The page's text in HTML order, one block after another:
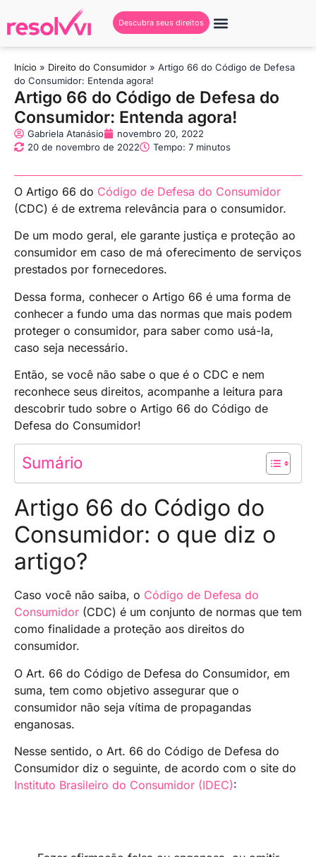
Descubra seus direitos
Início » Direito do Consumidor » Artigo 66 do Código de Defesa
do Consumidor: Entenda agora!
Artigo 66 do Código de Defesa do
Consumidor: Entenda agora!
Gabriela Atanásio
novembro 20, 2022
20 de novembro de 2022
Tempo: 7 minutos
O Artigo 66 do Código de Defesa do Consumidor
(CDC) é de extrema relevância para o consumidor.
De um modo geral, ele garante justiça e proteção ao
consumidor em caso de má oferecimento de serviços
prestados por fornecedores.
Dessa forma, conhecer o Artigo 66 é uma forma de
conhecer a fundo uma das normas que mais podem
proteger o consumidor, para saber como usá-la,
caso seja necessário.
Então, se você não sabe o que é o CDC e nem
reconhece seus direitos, acompanhe a leitura para
descobrir tudo sobre o Artigo 66 do Código de
Defesa do Consumidor!
Sumário
Artigo 66 do Código do
Consumidor: o que diz o
artigo?
Caso você não saiba, o Código de Defesa do
Consumidor (CDC) é um conjunto de normas que tem
como finalidade a proteção aos direitos do
consumidor.
O Art. 66 do Código de Defesa do Consumidor, em
suma, tem como objetivo assegurar que o
consumidor não seja vítima de propagandas
enganosas.
Nesse sentido, o Art. 66 do Código de Defesa do
Consumidor diz o seguinte, de acordo com o site do
Instituto Brasileiro do Consumidor (IDEC):